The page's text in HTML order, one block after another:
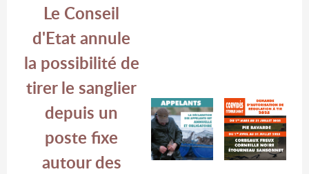
Le Conseil
d'Etat annule
la possibilité de
tirer le sanglier
depuis un
poste fixe
autour des